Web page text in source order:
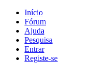
Início
Fórum
Ajuda
Pesquisa
Entrar
Registe-se